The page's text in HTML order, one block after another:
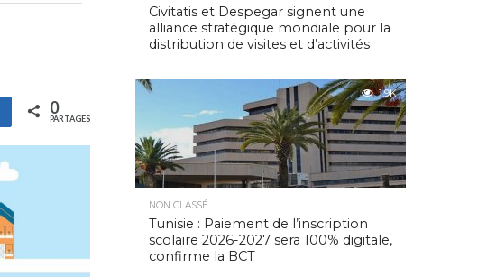
0
PARTAGES
Civitatis et Despegar signent une
alliance stratégique mondiale pour la
distribution de visites et d’activités
1.9K
NON CLASSÉ
Tunisie : Paiement de l’inscription
scolaire 2026-2027 sera 100% digitale,
confirme la BCT